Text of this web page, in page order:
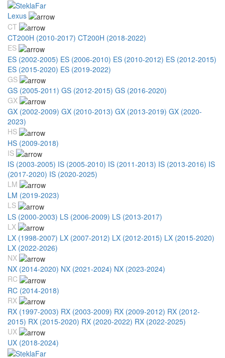
Lexus
CT
CT200H (2010-2017) CT200H (2018-2022)
ES
ES (2002-2005) ES (2006-2010) ES (2010-2012) ES (2012-2015)
ES (2015-2020) ES (2019-2022)
GS
GS (2005-2011) GS (2012-2015) GS (2016-2020)
GX
GX (2002-2009) GX (2010-2013) GX (2013-2019) GX (2020-
2023)
HS
HS (2009-2018)
IS
IS (2003-2005) IS (2005-2010) IS (2011-2013) IS (2013-2016) IS
(2017-2020) IS (2020-2025)
LM
LM (2019-2023)
LS
LS (2000-2003) LS (2006-2009) LS (2013-2017)
LX
LX (1998-2007) LX (2007-2012) LX (2012-2015) LX (2015-2020)
LX (2022-2026)
NX
NX (2014-2020) NX (2021-2024) NX (2023-2024)
RC
RC (2014-2018)
RX
RX (1997-2003) RX (2003-2009) RX (2009-2012) RX (2012-
2015) RX (2015-2020) RX (2020-2022) RX (2022-2025)
UX
UX (2018-2024)